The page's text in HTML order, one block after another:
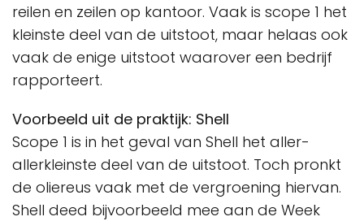
reilen en zeilen op kantoor. Vaak is scope 1 het
kleinste deel van de uitstoot, maar helaas ook
vaak de enige uitstoot waarover een bedrijf
rapporteert.
Voorbeeld uit de praktijk: Shell
Scope 1 is in het geval van Shell het aller-
allerkleinste deel van de uitstoot. Toch pronkt
de oliereus vaak met de vergroening hiervan.
Shell deed bijvoorbeeld mee aan de Week